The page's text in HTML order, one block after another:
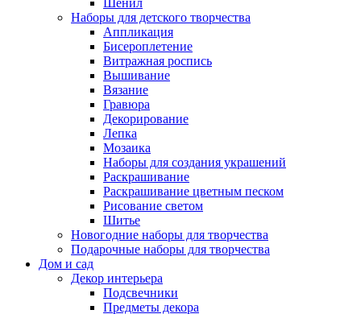
Шенил
Наборы для детского творчества
Аппликация
Бисероплетение
Витражная роспись
Вышивание
Вязание
Гравюра
Декорирование
Лепка
Мозаика
Наборы для создания украшений
Раскрашивание
Раскрашивание цветным песком
Рисование светом
Шитье
Новогодние наборы для творчества
Подарочные наборы для творчества
Дом и сад
Декор интерьера
Подсвечники
Предметы декора